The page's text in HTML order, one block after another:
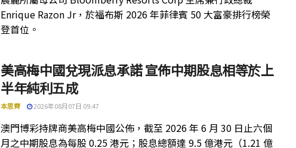
Enrique Razon Jr，於福布斯 2026 年菲律賓 50 大富豪排行榜榮
登首位。
美高梅中國兌現派息承諾 宣佈中期股息相等於上
半年純利五成
本思齊 2026年08月07日 09:47
澳門博彩持牌商美高梅中國公佈，截至 2026 年 6 月 30 日止六個
月之中期股息為每股 0.25 港元；股息總額達 9.5 億港元（1.21 億